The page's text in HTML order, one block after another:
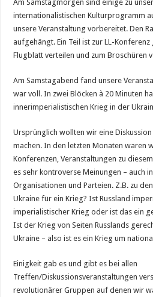
Am Samstagmorgen sind einige zu
internationalistischen Kulturprogramm
unsere Veranstaltung vorbereitet. Den
aufgehängt. Ein Teil ist zur LL-
Flugblatt verteilen und zum Broschüren
Am Samstagabend fand unsere
war voll. In zwei Blöcken à 20 Minuten
innerimperialistischen Krieg in der
Ursprünglich wollten wir eine
machen. In den letzten Monaten waren
Konferenzen, Veranstaltungen zu
es sehr kontroverse Meinungen – auch
Organisationen und Parteien. Z.B. zu
Ukraine für ein Krieg? Ist Russland
imperialistischer Krieg oder ist das ein
Ist der Krieg von Seiten Russlands
Ukraine – also ist es ein Krieg um
Einigkeit gab es und gibt es bei allen
Treffen/Diskussionsveranstaltungen
revolutionärer Gruppen auf denen wir